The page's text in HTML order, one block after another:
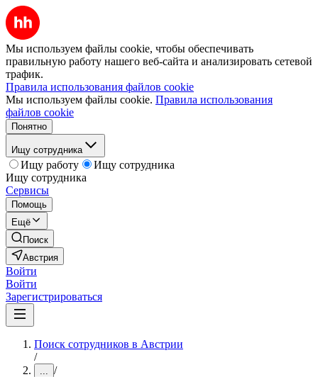
Мы используем файлы cookie, чтобы обеспечивать
правильную работу нашего веб-сайта и анализировать сетевой
трафик.
Правила использования файлов cookie
Мы используем файлы cookie. Правила использования
файлов cookie
Понятно
Ищу сотрудника
Ищу работу
Ищу сотрудника
Ищу сотрудника
Сервисы
Помощь
Ещё
Поиск
Австрия
Войти
Войти
Зарегистрироваться
Поиск сотрудников в Австрии
/
... /